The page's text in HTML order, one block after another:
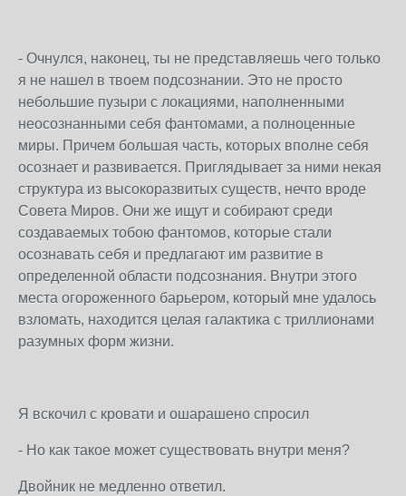
- Очнулся, наконец, ты не представляешь чего только
я не нашел в твоем подсознании. Это не просто
небольшие пузыри с локациями, наполненными
неосознанными себя фантомами, а полноценные
миры. Причем большая часть, которых вполне себя
осознает и развивается. Приглядывает за ними некая
структура из высокоразвитых существ, нечто вроде
Совета Миров. Они же ищут и собирают среди
создаваемых тобою фантомов, которые стали
осознавать себя и предлагают им развитие в
определенной области подсознания. Внутри этого
места огороженного барьером, который мне удалось
взломать, находится целая галактика с триллионами
разумных форм жизни.
Я вскочил с кровати и ошарашено спросил
- Но как такое может существовать внутри меня?
Двойник не медленно ответил.